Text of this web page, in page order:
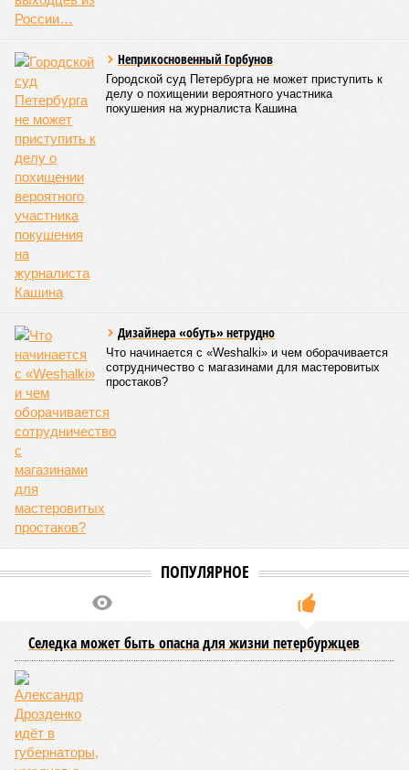
отдельную квоту. Ранее незаполненные места
в первую очередь предлагаются участникам СВО и их
детям.
В 2023 году по квоте для военнослужащих и их детей было
зачислено 644 человека, в 2024 году – 1252, а в 2025 году –
более 2400. В этом году, по подсчетам «Фонтанки»,
основанным на открытых данных, в 44 вузах города по
данной квоте было зачислено 3383 человека, что на 40%
больше, чем годом ранее.
Лидером по зачислению по отдельной квоте вновь стал
Политех, где эти студенты заняли около 10% от общего
числа бюджетных мест, причем 132 человека поступили
из них 164 без вступительных испытаний. Для сравнения,
по олимпиадам было зачислено 292 человека, а по особой
квоте для сирот и инвалидов – чуть более сотни.
Стоит отметить,что отдельная квота показала низкую
востребованность в творческих вузах и филиалах
столичных университетов. Обращает на себя внимание и
тот факт, что большинство поступивших по данной квоте
продемонстрировали достойные результаты на ЕГЭ, и
многие из них имели шансы на поступление по общему
конкурсу на менее популярные программы. В списках были
и студенты с высокими баллами, поступившие в
Опубликовано:07.08.2026 19:20
Отредактировано:07.08.2026 19:20
Петербурские
врачи завершили
лечение девочки из
США с «маской
Бэтмена»